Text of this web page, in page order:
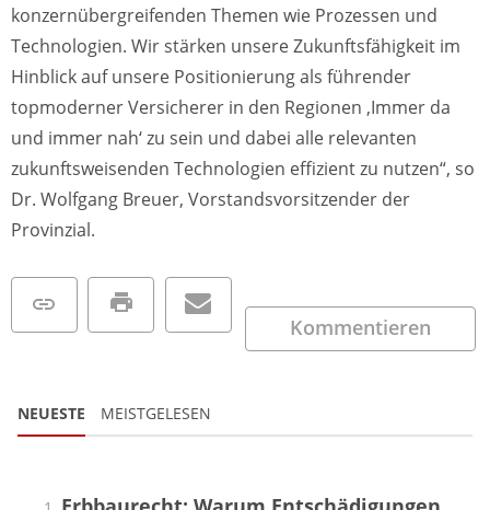
konzernübergreifenden Themen wie Prozessen und
Technologien. Wir stärken unsere Zukunftsfähigkeit im
Hinblick auf unsere Positionierung als führender
topmoderner Versicherer in den Regionen ‚Immer da
und immer nah‘ zu sein und dabei alle relevanten
zukunftsweisenden Technologien effizient zu nutzen“, so
Dr. Wolfgang Breuer, Vorstandsvorsitzender der
Provinzial.
Kommentieren
NEUESTE MEISTGELESEN